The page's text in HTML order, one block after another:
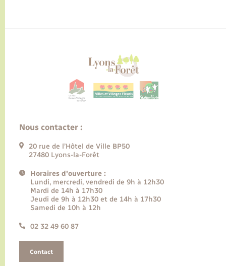
Nous contacter :
20 rue de l’Hôtel de Ville BP50
27480 Lyons-la-Forêt
Horaires d'ouverture :
Lundi, mercredi, vendredi de 9h à 12h30
Mardi de 14h à 17h30
Jeudi de 9h à 12h30 et de 14h à 17h30
Samedi de 10h à 12h
02 32 49 60 87
Contact